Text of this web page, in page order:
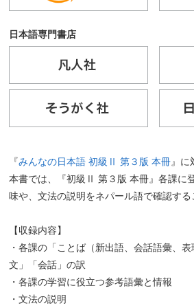
『みんなの日本語 初級Ⅱ 第３版 本冊』に
本書では、『初級Ⅱ 第３版 本冊』各課に
味や、文法の説明をネパール語で確認する
【収録内容】
・各課の「ことば（新出語、会話語彙、
文」「会話」の訳
・各課の学習に役立つ参考語彙と情報
・文法の説明
日本語専門書店